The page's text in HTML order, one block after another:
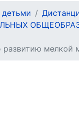
детьми
мелкой